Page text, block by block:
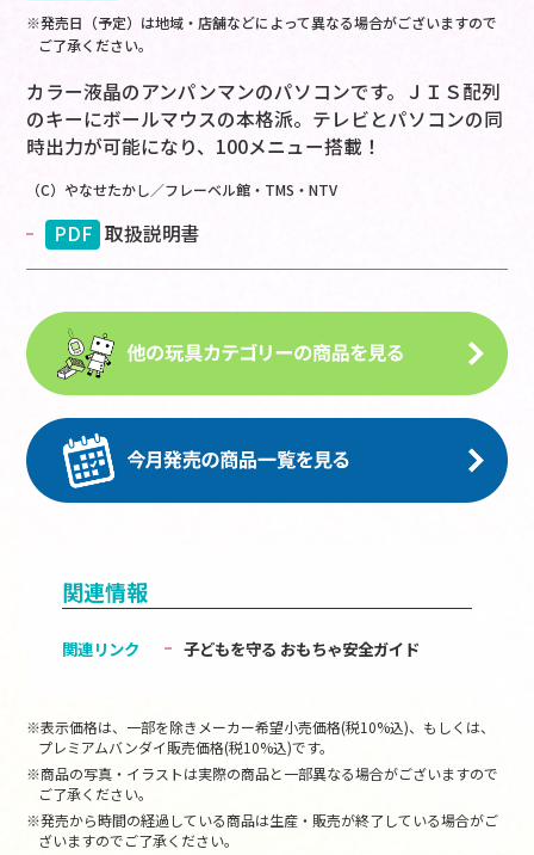
※発売日（予定）は地域・店舗などによって異なる場合がございますので
ご了承ください。
カラー液晶のアンパンマンのパソコンです。ＪＩＳ配列
のキーにボールマウスの本格派。テレビとパソコンの同
時出力が可能になり、100メニュー搭載！
（C）やなせたかし／フレーベル館・TMS・NTV
PDF 取扱説明書
関連情報
関連リンク 子どもを守る おもちゃ安全ガイド
※表示価格は、一部を除きメーカー希望小売価格(税10%込)、もしくは、
プレミアムバンダイ販売価格(税10%込)です。
※商品の写真・イラストは実際の商品と一部異なる場合がございますので
ご了承ください。
※発売から時間の経過している商品は生産・販売が終了している場合がご
ざいますのでご了承ください。